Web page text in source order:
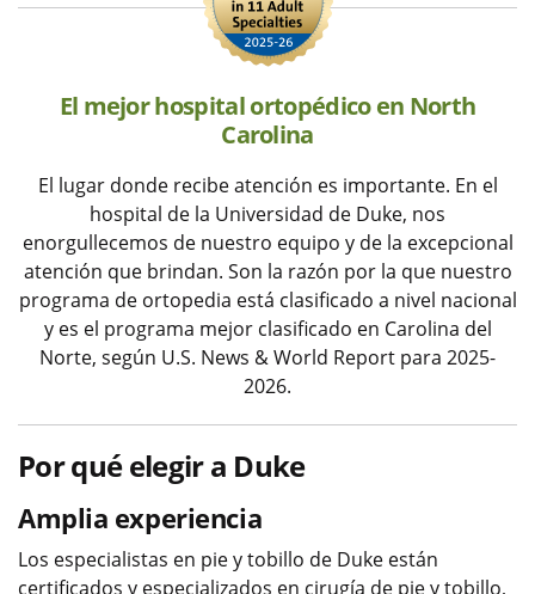
El mejor hospital ortopédico en North
Carolina
El lugar donde recibe atención es importante. En el
hospital de la Universidad de Duke, nos
enorgullecemos de nuestro equipo y de la excepcional
atención que brindan. Son la razón por la que nuestro
programa de ortopedia está clasificado a nivel nacional
y es el programa mejor clasificado en Carolina del
Norte, según U.S. News & World Report para 2025-
2026.
Por qué elegir a Duke
Amplia experiencia
Los especialistas en pie y tobillo de Duke están
certificados y especializados en cirugía de pie y tobillo,